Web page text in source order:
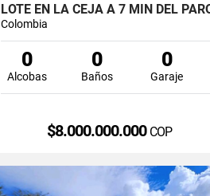
Colombia
0
Alcobas
0
Baños
0
Garaje
$8.000.000.000 COP